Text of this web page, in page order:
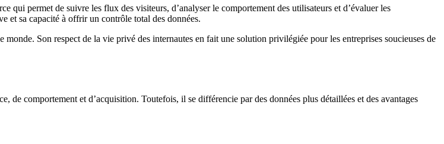
qui permet de suivre les flux des visiteurs, d’analyser le comportement des utilisateurs et d’évaluer les
et sa capacité à offrir un contrôle total des données.
monde. Son respect de la vie privé des internautes en fait une solution privilégiée pour les entreprises soucieuses de
de comportement et d’acquisition. Toutefois, il se différencie par des données plus détaillées et des avantages